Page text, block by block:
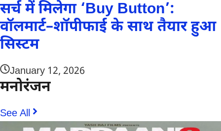
सर्च में मिलेगा ‘Buy Button’:
वॉलमार्ट–शॉपीफाई के साथ तैयार हुआ
सिस्टम
January 12, 2026
मनोरंजन
See All